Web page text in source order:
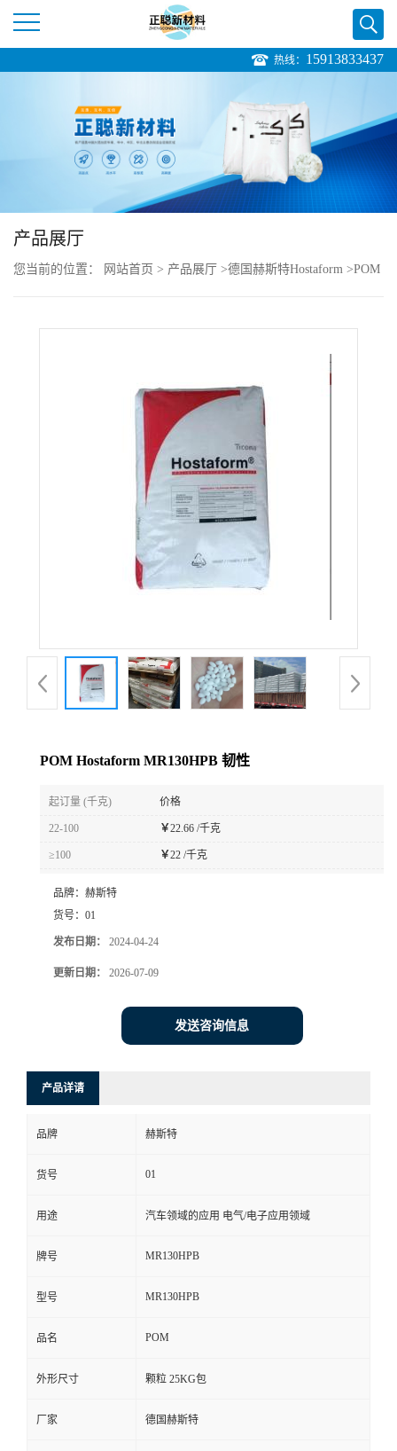
公
品
展
式
在
线
热线： 15913833437
产品展厅
您当前的位置： 网站首页 > 产品展厅 >德国赫斯特Hostaform >POM
POM Hostaform MR130HPB 韧性
起订量 (千克) 价格
22-100 ￥22.66 /千克
≥100 ￥22 /千克
品牌： 赫斯特
货号： 01
发布日期： 2024-04-24
更新日期： 2026-07-09
发送咨询信息
产品详请
品牌 赫斯特
货号 01
用途 汽车领域的应用 电气/电子应用领域
牌号 MR130HPB
型号 MR130HPB
品名 POM
外形尺寸 颗粒 25KG包
厂家 德国赫斯特